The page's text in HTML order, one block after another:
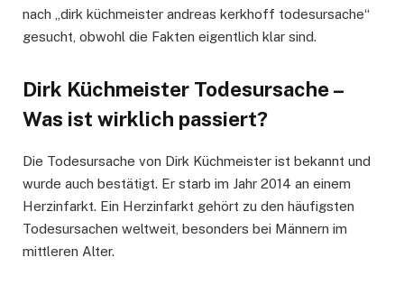
nach „dirk küchmeister andreas kerkhoff todesursache“
gesucht, obwohl die Fakten eigentlich klar sind.
Dirk Küchmeister Todesursache –
Was ist wirklich passiert?
Die Todesursache von Dirk Küchmeister ist bekannt und
wurde auch bestätigt. Er starb im Jahr 2014 an einem
Herzinfarkt. Ein Herzinfarkt gehört zu den häufigsten
Todesursachen weltweit, besonders bei Männern im
mittleren Alter.